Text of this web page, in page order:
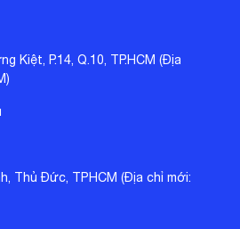
Kiệt, P.14, Q.10, TP.HCM (Địa
Thủ Đức, TPHCM (Địa chỉ mới: